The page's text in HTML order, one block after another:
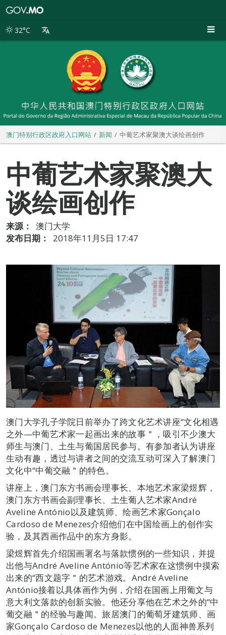
别
32°C
澳门特别行政区政府入口网站 新闻 中葡艺术家聚澳大谈绘画创作
中葡艺术家聚澳大
谈绘画创作
来源：
澳门大学
发布日期：
2018年11月5日 17:47
澳门大学孔子学院日前举办了跨文化艺术讲座“文化相遇
之外—中葡艺术家一起画出来的故事＂，吸引不少澳大
师生与澳门、土生与葡国居民参与。有参加者认为讲座
生动有趣，透过与讲者之间的交流互动可深入了解澳门
文化中“中葡交融＂的特色。
讲座上，澳门东方书画会理事长、本地艺术家梁煜辉，
澳门东方书画会副理事长、土生葡人艺术家André
Aveline António以及建筑师、绘画艺术家Gonçalo
Cardoso de Menezes介绍他们在中国绘画上的创作实
验，及其西画作品中的东方身影。
梁煜辉首先介绍国画署名与落款惯例的一些知识，并提
出他与André Aveline António等艺术家在这惯例中摸索
出来的“西文题字＂的艺术游戏。André Aveline
António接着以具体画作为例，介绍在国画上用葡文与
意大利文落款的创新实验。他还分享他在艺术之外的“中
葡交融＂的经验与趣闻。旅居澳门的葡萄牙建筑师、画
家Gonçalo Cardoso de Menezes以他的人面神兽系列